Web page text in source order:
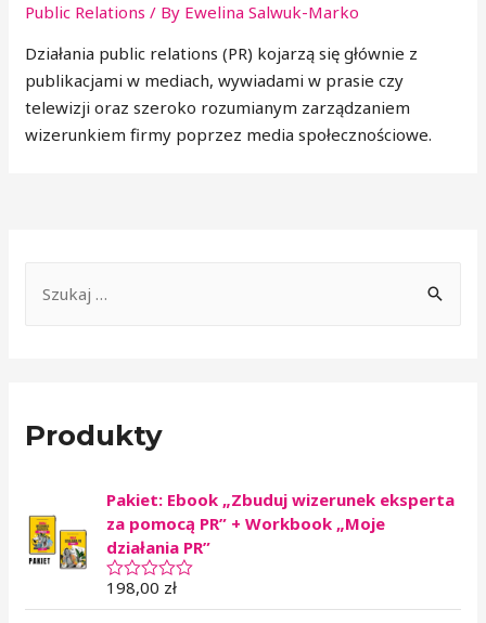
Public Relations / By Ewelina Salwuk-Marko
Działania public relations (PR) kojarzą się głównie z
publikacjami w mediach, wywiadami w prasie czy
telewizji oraz szeroko rozumianym zarządzaniem
wizerunkiem firmy poprzez media społecznościowe.
Produkty
Pakiet: Ebook „Zbuduj wizerunek eksperta
za pomocą PR” + Workbook „Moje
działania PR”
O
c
198,00 zł